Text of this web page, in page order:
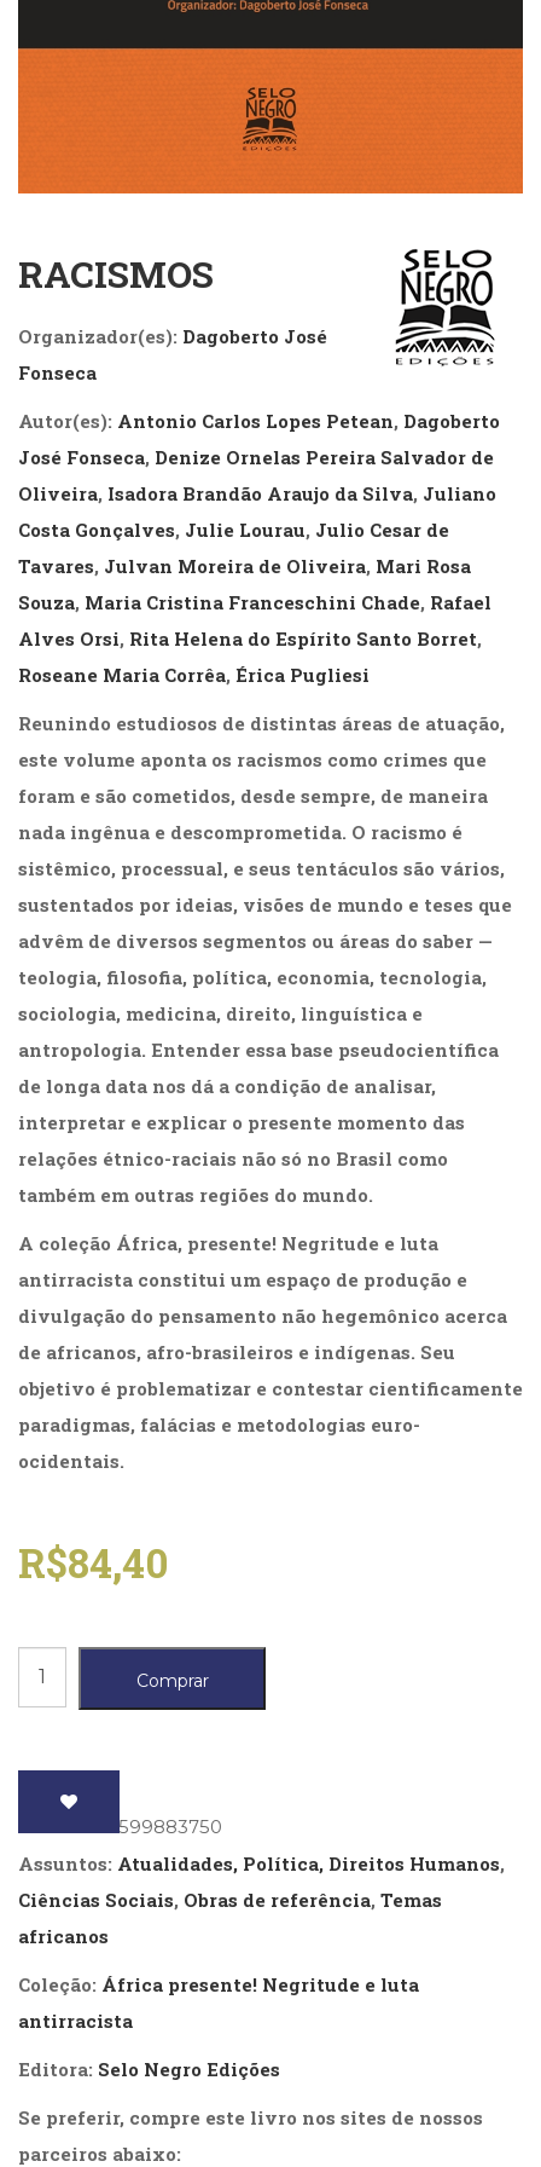
(23)
(226)
Crescimento
(222)
Criatividade
Culinária,
Alimentação
Economia,
Negócios
Educação
(278)
Educação
Especial
Fisioterapia
Fonoaudiologia
(54)
Gestalt-
terapia
(93)
Jornalismo
(57)
(66)
Literatura
(11)
Literatura,
Ficção,
(69)
Obras
referência
(48)
(Programação
Neurolingüística)
(41)
(200)
Psicologia,
Propaganda
(33)
Puericultura
(23)
Públicas
e
Comunicação
(31)
Religião,
Filosofia
(63)
(132)
categoria
(0)
RACISMOS
Organizador(es): Dagoberto José
Fonseca
Autor(es): Antonio Carlos Lopes Petean, Dagoberto
José Fonseca, Denize Ornelas Pereira Salvador de
Oliveira, Isadora Brandão Araujo da Silva, Juliano
Costa Gonçalves, Julie Lourau, Julio Cesar de
Tavares, Julvan Moreira de Oliveira, Mari Rosa
Souza, Maria Cristina Franceschini Chade, Rafael
Alves Orsi, Rita Helena do Espírito Santo Borret,
Roseane Maria Corrêa, Érica Pugliesi
Reunindo estudiosos de distintas áreas de atuação,
este volume aponta os racismos como crimes que
foram e são cometidos, desde sempre, de maneira
nada ingênua e descomprometida. O racismo é
sistêmico, processual, e seus tentáculos são vários,
sustentados por ideias, visões de mundo e teses que
advêm de diversos segmentos ou áreas do saber —
teologia, filosofia, política, economia, tecnologia,
sociologia, medicina, direito, linguística e
antropologia. Entender essa base pseudocientífica
de longa data nos dá a condição de analisar,
interpretar e explicar o presente momento das
relações étnico-raciais não só no Brasil como
também em outras regiões do mundo.
A coleção África, presente! Negritude e luta
antirracista constitui um espaço de produção e
divulgação do pensamento não hegemônico acerca
de africanos, afro-brasileiros e indígenas. Seu
objetivo é problematizar e contestar cientificamente
paradigmas, falácias e metodologias euro-
ocidentais.
R$84,40
Comprar
: 9786599883750
Assuntos: Atualidades, Política, Direitos Humanos,
Ciências Sociais, Obras de referência, Temas
africanos
Coleção: África presente! Negritude e luta
antirracista
Editora: Selo Negro Edições
Se preferir, compre este livro nos sites de nossos
parceiros abaixo: